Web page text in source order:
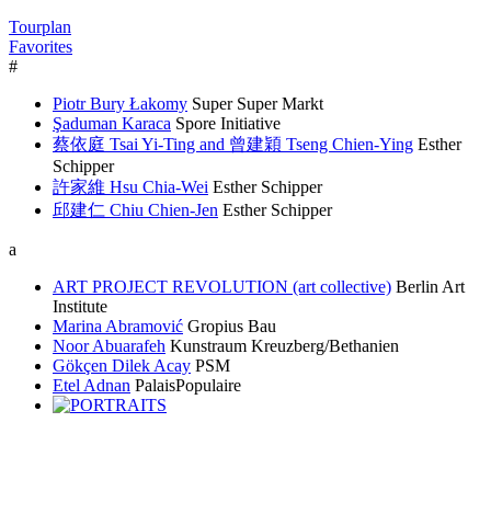
Tourplan
Favorites
#
Piotr Bury Łakomy Super Super Markt
Şaduman Karaca Spore Initiative
蔡依庭 Tsai Yi-Ting and 曾建穎 Tseng Chien-Ying Esther
Schipper
許家維 Hsu Chia-Wei Esther Schipper
邱建仁 Chiu Chien-Jen Esther Schipper
a
ART PROJECT REVOLUTION (art collective) Berlin Art
Institute
Marina Abramović Gropius Bau
Noor Abuarafeh Kunstraum Kreuzberg/Bethanien
Gökçen Dilek Acay PSM
Etel Adnan PalaisPopulaire